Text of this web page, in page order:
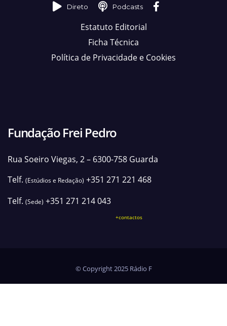
Direto Podcasts
Estatuto Editorial
Ficha Técnica
Política de Privacidade e Cookies
Fundação Frei Pedro
Rua Soeiro Viegas, 2 – 6300-758 Guarda
Telf. (Estúdios e Redação) +351 271 221 468
Telf. (Sede) +351 271 214 043
+contactos
© Copyright 2025 Rádio F